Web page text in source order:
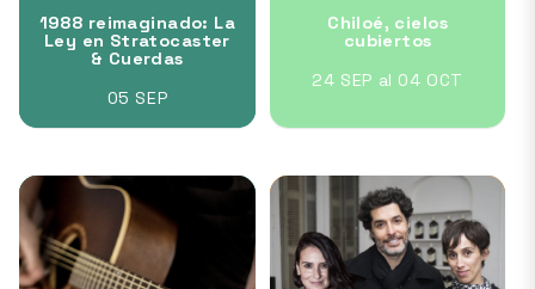
1988 reimaginado: La
Ley en Stratocaster
& Cuerdas
05 SEP
Chiloé, cielos
cubiertos
24 SEP al 04 OCT